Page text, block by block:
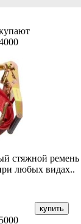
стяжной ремень
любых видах..
купить